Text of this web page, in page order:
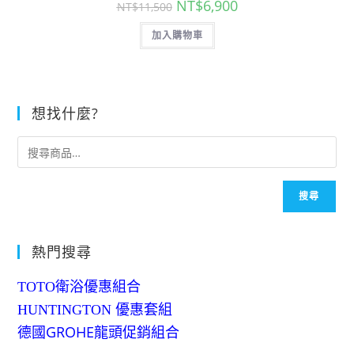
NT$11,500 始
價
格：
NT$11,500。
NT$6,900前
加入購物車
想找什麼?
搜尋
熱門搜尋
TOTO衛浴優惠組合
HUNTINGTON 優惠套組
德國GROHE龍頭促銷組合